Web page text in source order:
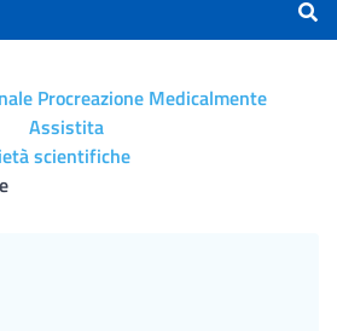
Procreazione Medicalmente
Assistita
scientifiche